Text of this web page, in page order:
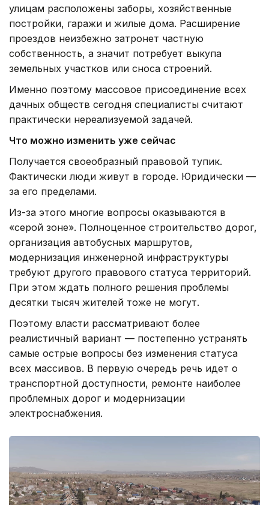
улицам расположены заборы, хозяйственные
постройки, гаражи и жилые дома. Расширение
проездов неизбежно затронет частную
собственность, а значит потребует выкупа
земельных участков или сноса строений.
Именно поэтому массовое присоединение всех
дачных обществ сегодня специалисты считают
практически нереализуемой задачей.
Что можно изменить уже сейчас
Получается своеобразный правовой тупик.
Фактически люди живут в городе. Юридически —
за его пределами.
Из-за этого многие вопросы оказываются в
«серой зоне». Полноценное строительство дорог,
организация автобусных маршрутов,
модернизация инженерной инфраструктуры
требуют другого правового статуса территорий.
При этом ждать полного решения проблемы
десятки тысяч жителей тоже не могут.
Поэтому власти рассматривают более
реалистичный вариант — постепенно устранять
самые острые вопросы без изменения статуса
всех массивов. В первую очередь речь идет о
транспортной доступности, ремонте наиболее
проблемных дорог и модернизации
электроснабжения.